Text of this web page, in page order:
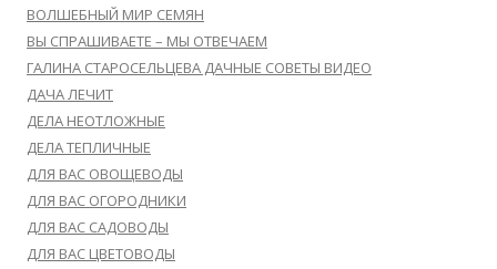
ВОЛШЕБНЫЙ МИР СЕМЯН
ВЫ СПРАШИВАЕТЕ – МЫ ОТВЕЧАЕМ
ГАЛИНА СТАРОСЕЛЬЦЕВА ДАЧНЫЕ СОВЕТЫ ВИДЕО
ДАЧА ЛЕЧИТ
ДЕЛА НЕОТЛОЖНЫЕ
ДЕЛА ТЕПЛИЧНЫЕ
ДЛЯ ВАС ОВОЩЕВОДЫ
ДЛЯ ВАС ОГОРОДНИКИ
ДЛЯ ВАС САДОВОДЫ
ДЛЯ ВАС ЦВЕТОВОДЫ